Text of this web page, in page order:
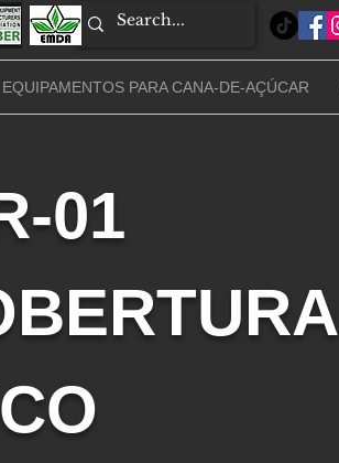
EQUIPAMENTOS PARA CANA-DE-AÇÚCAR
01